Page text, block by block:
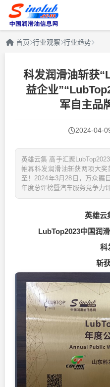
首页 行业观察 行业趋势
科发润滑油斩获
益企业
军自主品
2024-04-
英雄云集 高手汇聚
帷幕科发润滑油斩获两项大
至！2024年3月28日，万众瞩
年度总评榜暨汽车服务竞争力
英雄
LubTop2023中国润
科
斩